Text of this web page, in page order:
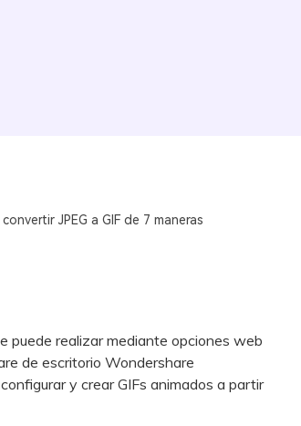
JPEG a GIF de 7 maneras
puede realizar mediante opciones web
de escritorio Wondershare
y crear GIFs animados a partir